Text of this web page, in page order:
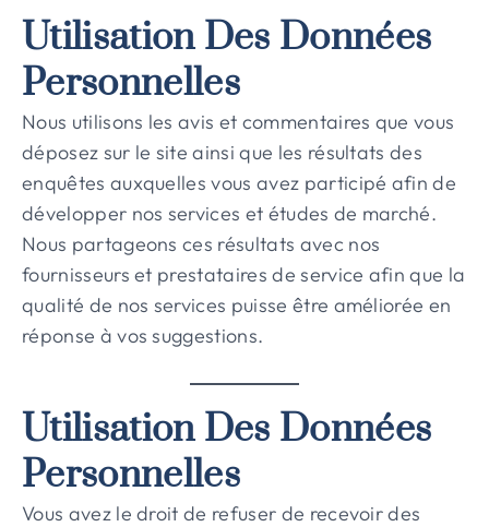
Utilisation Des Données
Personnelles
Nous utilisons les avis et commentaires que vous
déposez sur le site ainsi que les résultats des
enquêtes auxquelles vous avez participé afin de
développer nos services et études de marché.
Nous partageons ces résultats avec nos
fournisseurs et prestataires de service afin que la
qualité de nos services puisse être améliorée en
réponse à vos suggestions.
Utilisation Des Données
Personnelles
Vous avez le droit de refuser de recevoir des